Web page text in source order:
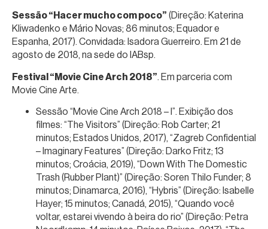
Sessão “Hacer mucho com poco” (Direção: Katerina
Kliwadenko e Mário Novas; 86 minutos; Equador e
Espanha, 2017). Convidada: Isadora Guerreiro. Em 21 de
agosto de 2018, na sede do IABsp.
Festival “Movie Cine Arch 2018”. Em parceria com
Movie Cine Arte.
Sessão “Movie Cine Arch 2018 – I”. Exibição dos
filmes: “The Visitors” (Direção: Rob Carter; 21
minutos; Estados Unidos, 2017), “Zagreb Confidential
– Imaginary Features” (Direção: Darko Fritz; 13
minutos; Croácia, 2019), “Down With The Domestic
Trash (Rubber Plant)” (Direção: Soren Thilo Funder; 8
minutos; Dinamarca, 2016), “Hybris” (Direção: Isabelle
Hayer; 15 minutos; Canadá, 2015), “Quando você
voltar, estarei vivendo à beira do rio” (Direção: Petra